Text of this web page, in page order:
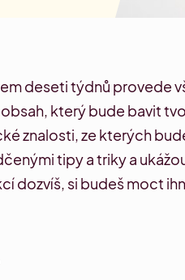
deseti týdnů provede
který bude bavit
znalosti, ze kterých
tipy a trikya
dozvíš, si budeš moct